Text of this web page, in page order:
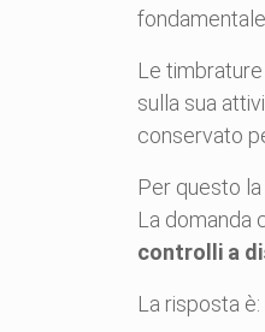
Le
sulla sua
conservato
Per questo la
La domanda
controlli a
La risposta